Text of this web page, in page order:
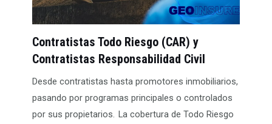
Contratistas Todo Riesgo (CAR) y
Contratistas Responsabilidad Civil
Desde contratistas hasta promotores inmobiliarios,
pasando por programas principales o controlados
por sus propietarios. La cobertura de Todo Riesgo